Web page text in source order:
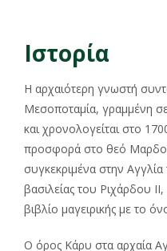
Ιστορία
Η αρχαιότερη γνωστή
Μεσοποταμία, γραμμένη
και χρονολογείται στο
προσφορά στο θεό
συγκεκριμένα στην Αγγλία
βασιλείας του Ριχάρδου
βιβλίο μαγειρικής με το
Ο όρος Κάρυ στα αρχαία